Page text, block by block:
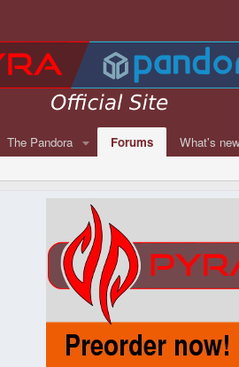
The Pandora Forums What's